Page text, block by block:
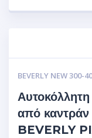
BEVERLY NEW 300-
από καντράν
BEVERLY